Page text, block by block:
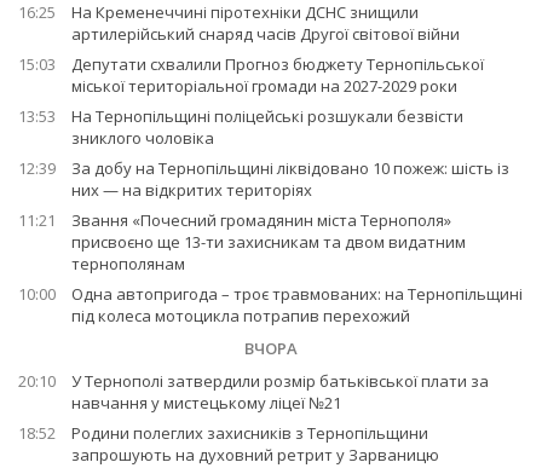
16:25
На Кременеччині піротехніки ДСНС знищили
артилерійський снаряд часів Другої світової війни
15:03
Депутати схвалили Прогноз бюджету Тернопільської
міської територіальної громади на 2027-2029 роки
13:53
На Тернопільщині поліцейські розшукали безвісти
зниклого чоловіка
12:39
За добу на Тернопільщині ліквідовано 10 пожеж: шість із
них — на відкритих територіях
11:21
Звання «Почесний громадянин міста Тернополя»
присвоєно ще 13-ти захисникам та двом видатним
тернополянам
10:00
Одна автопригода – троє травмованих: на Тернопільщині
під колеса мотоцикла потрапив перехожий
ВЧОРА
20:10
У Тернополі затвердили розмір батьківської плати за
навчання у мистецькому ліцеї №21
18:52
Родини полеглих захисників з Тернопільщини
запрошують на духовний ретрит у Зарваницю